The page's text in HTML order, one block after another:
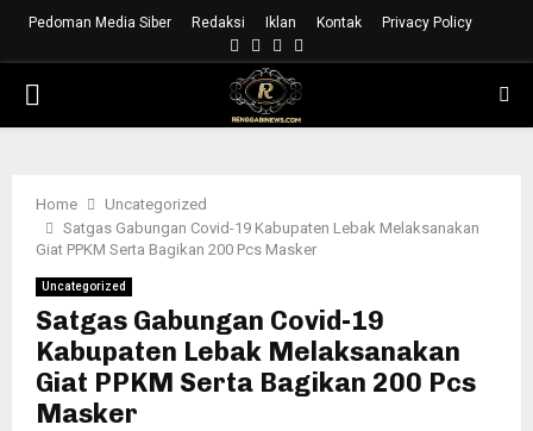
Pedoman Media Siber Redaksi Iklan Kontak Privacy Policy
Facebook
Instagram
Youtube
PRIMARY
Home
Uncategorized
Satgas Gabungan Covid-19 Kabupaten Lebak Melaksanakan
Giat PPKM Serta Bagikan 200 Pcs Masker
Uncategorized
Satgas Gabungan Covid-19
Kabupaten Lebak Melaksanakan
Giat PPKM Serta Bagikan 200 Pcs
Masker